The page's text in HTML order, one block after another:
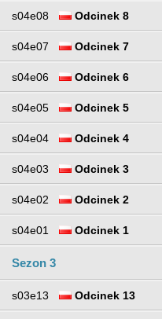
s04e08 Odcinek 8
s04e07 Odcinek 7
s04e06 Odcinek 6
s04e05 Odcinek 5
s04e04 Odcinek 4
s04e03 Odcinek 3
s04e02 Odcinek 2
s04e01 Odcinek 1
Sezon 3
s03e13 Odcinek 13